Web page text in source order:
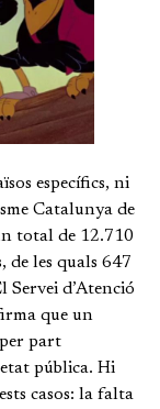
específics, ni
Catalunya de
total de 12.710
de les quals 647
Servei d’Atenció
que un
part
pública. Hi
casos: la falta